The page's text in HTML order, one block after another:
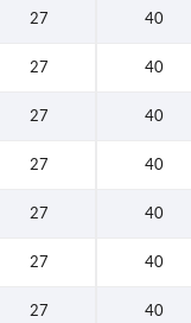
27 40
27 40
27 40
27 40
27 40
27 40
27 40